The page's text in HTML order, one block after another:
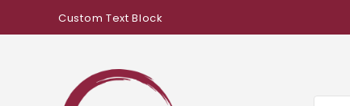
Custom Text Block